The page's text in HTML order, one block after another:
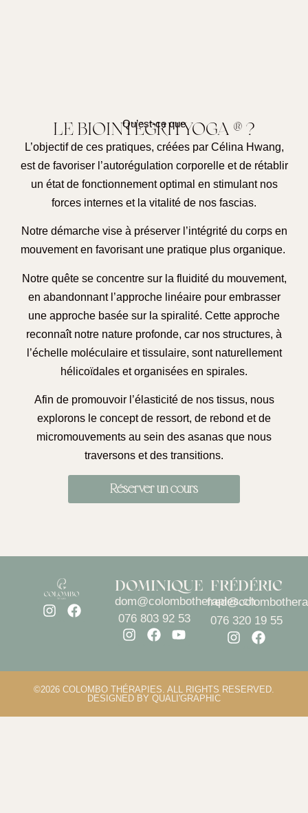
Qu’est-ce que
LE BIOINTEGRITYOGA ® ?
L’objectif de ces pratiques, créées par Célina Hwang,
est de favoriser l’autorégulation corporelle et de rétablir
un état de fonctionnement optimal en stimulant nos
forces internes et la vitalité de nos fascias.
Notre démarche vise à préserver l’intégrité du corps en
mouvement en favorisant une pratique plus organique.
Notre quête se concentre sur la fluidité du mouvement,
en abandonnant l’approche linéaire pour embrasser
une approche basée sur la spiralité. Cette approche
reconnaît notre nature profonde, car nos structures, à
l’échelle moléculaire et tissulaire, sont naturellement
hélicoïdales et organisées en spirales.
Afin de promouvoir l’élasticité de nos tissus, nous
explorons le concept de ressort, de rebond et de
micromouvements au sein des asanas que nous
traversons et des transitions.
Réserver un cours
DOMINIQUE
dom@colombotherapies.ch
076 803 92 53
FRÉDÉRIC
076 320 19 55
©2026 COLOMBO THÉRAPIES. ALL RIGHTS RESERVED.
DESIGNED BY QUALI'GRAPHIC